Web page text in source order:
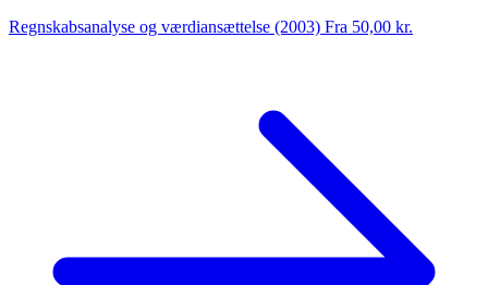
Regnskabsanalyse og værdiansættelse (2003) Fra 50,00 kr.